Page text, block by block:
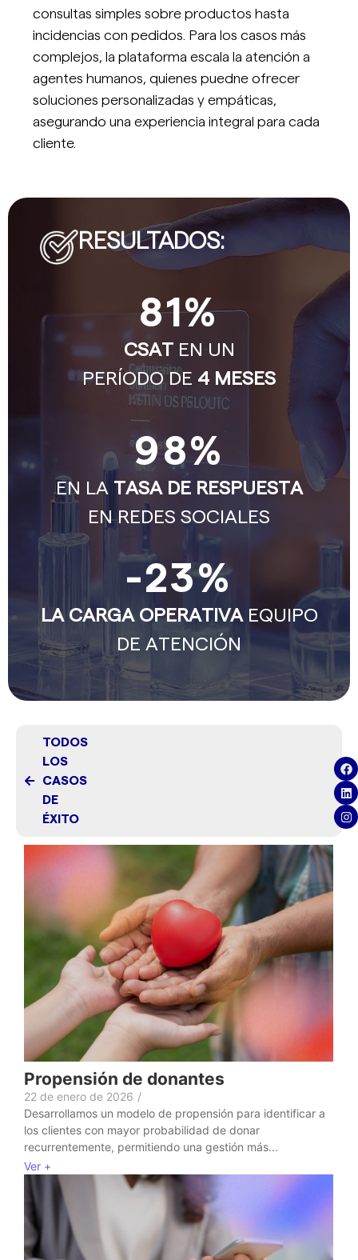
consultas simples sobre productos hasta
incidencias con pedidos. Para los casos más
complejos, la plataforma escala la atención a
agentes humanos, quienes puedne ofrecer
soluciones personalizadas y empáticas,
asegurando una experiencia integral para cada
cliente.
RESULTADOS:
81%
CSATEN UN
PERÍODO DE 4 MESES
98%
EN LA TASA DE RESPUESTA
EN REDES SOCIALES
-23%
LA CARGA OPERATIVAEQUIPO
DE ATENCIÓN
TODOS
LOS
CASOS
DE
ÉXITO
Propensión de donantes
22 de enero de 2026 /
Desarrollamos un modelo de propensión para identificar a
los clientes con mayor probabilidad de donar
recurrentemente, permitiendo una gestión más...
Ver +